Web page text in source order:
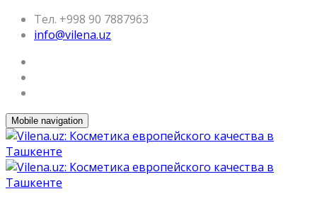
Тел. +998 90 7887963
info@vilena.uz
Mobile navigation